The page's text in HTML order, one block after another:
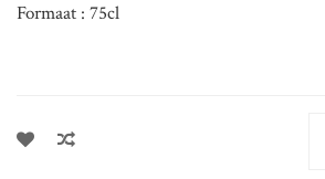
Formaat : 75cl